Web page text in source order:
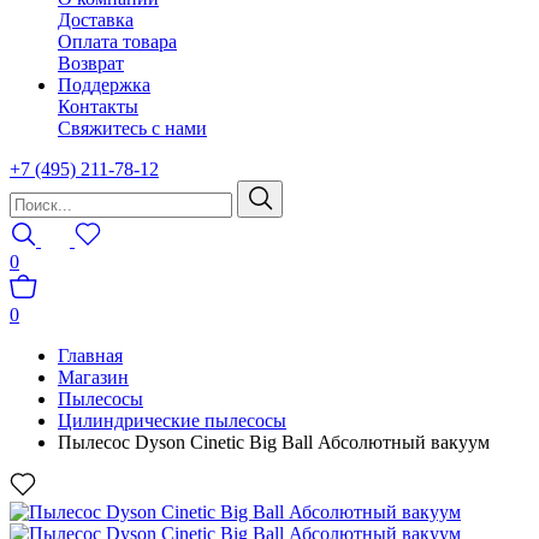
Доставка
Оплата товара
Возврат
Поддержка
Контакты
Свяжитесь с нами
+7 (495) 211-78-12
0
0
Главная
Магазин
Пылесосы
Цилиндрические пылесосы
Пылесос Dyson Cinetic Big Ball Абсолютный вакуум